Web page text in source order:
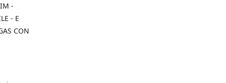
-
- E
CON